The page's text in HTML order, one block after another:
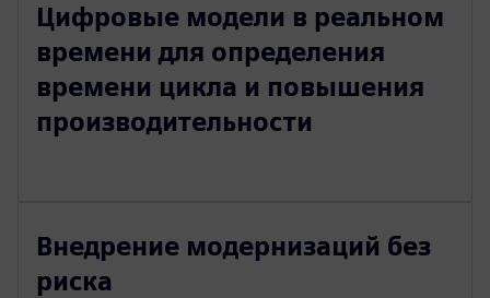
Цифровые модели в реальном
времени для определения
времени цикла и повышения
производительности
Внедрение модернизаций без
риска